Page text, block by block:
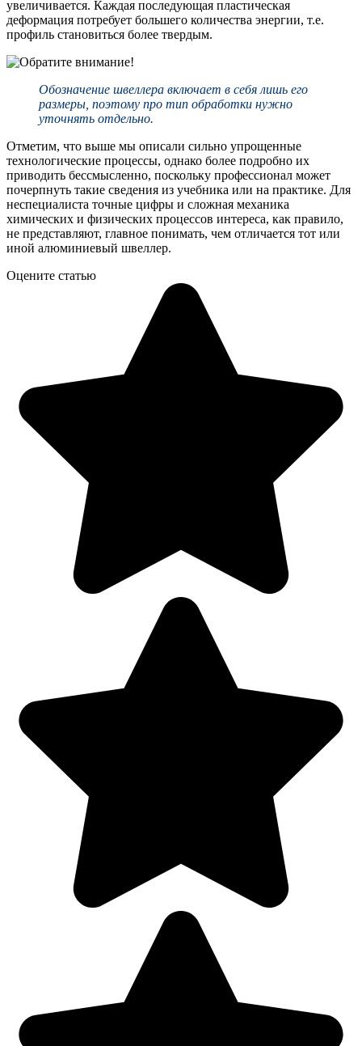
увеличивается. Каждая последующая пластическая
деформация потребует большего количества энергии, т.е.
профиль становиться более твердым.
Обозначение швеллера включает в себя лишь его
размеры, поэтому про тип обработки нужно
уточнять отдельно.
Отметим, что выше мы описали сильно упрощенные
технологические процессы, однако более подробно их
приводить бессмысленно, поскольку профессионал может
почерпнуть такие сведения из учебника или на практике. Для
неспециалиста точные цифры и сложная механика
химических и физических процессов интереса, как правило,
не представляют, главное понимать, чем отличается тот или
иной алюминиевый швеллер.
Оцените статью